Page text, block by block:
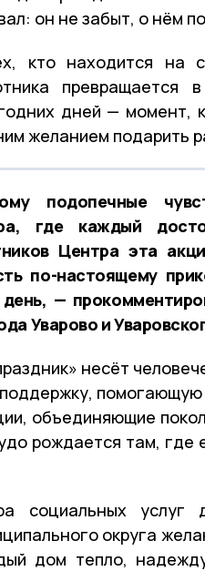
он не забыт, о нём
кто находится на
дней — момент,
желанием подарить
подопечные
где каждый
Центра эта
по-настоящему
—
Уварово и
несёт
объединяющие
рождается там, где
социальных услуг
округа
дом тепло,